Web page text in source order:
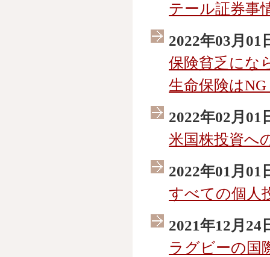
テール証券事
2022年03月01
保険貧乏にな
生命保険はNG
2022年02月01
米国株投資へ
2022年01月01
すべての個人
2021年12月24
ラグビーの国